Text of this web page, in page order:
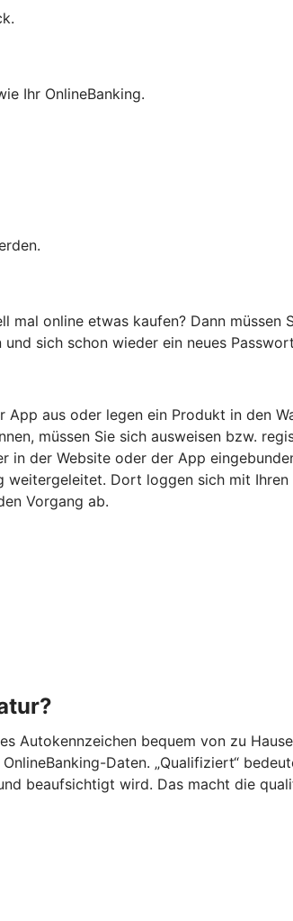
Ihr OnlineBanking.
online etwas kaufen? Dann
sich schon wieder ein neues
App aus oder legen ein Produkt in den
müssen Sie sich ausweisen bzw.
in der Website oder der App
weitergeleitet. Dort loggen sich mit
Vorgang ab.
Autokennzeichen bequem von zu
Daten. „Qualifiziert“
beaufsichtigt wird. Das macht die